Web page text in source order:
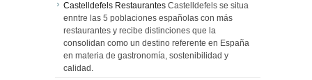
Castelldefels Restaurantes Castelldefels se situa
enntre las 5 poblaciones españolas con más
restaurantes y recibe distinciones que la
consolidan como un destino referente en España
en materia de gastronomía, sostenibilidad y
calidad.